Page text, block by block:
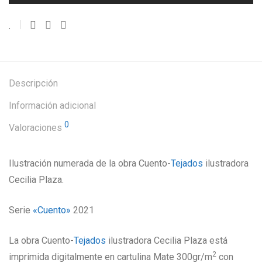
Descripción
Información adicional
Valoraciones 0
Ilustración numerada de la obra Cuento-Tejados ilustradora
Cecilia Plaza.
Serie «Cuento» 2021
La obra Cuento-Tejados ilustradora Cecilia Plaza está
imprimida digitalmente en cartulina Mate 300gr/m2 con